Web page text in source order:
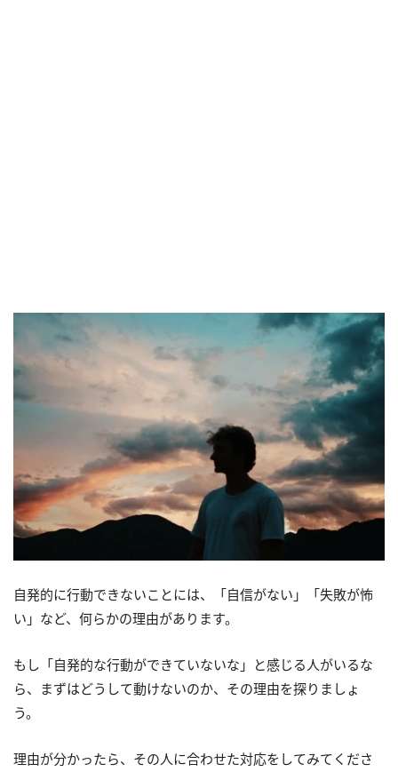
自発的に行動できないことには、「自信がない」「失敗が怖
い」など、何らかの理由があります。
もし「自発的な行動ができていないな」と感じる人がいるな
ら、まずはどうして動けないのか、その理由を探りましょ
う。
理由が分かったら、その人に合わせた対応をしてみてくださ